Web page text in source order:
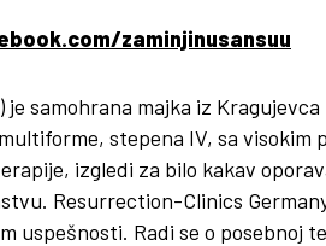
zaminjinusansuu
je samohrana majka iz
stepena IV, sa
izgledi za bilo kakav
Resurrection-Clinics
uspešnosti. Radi se o posebnoj